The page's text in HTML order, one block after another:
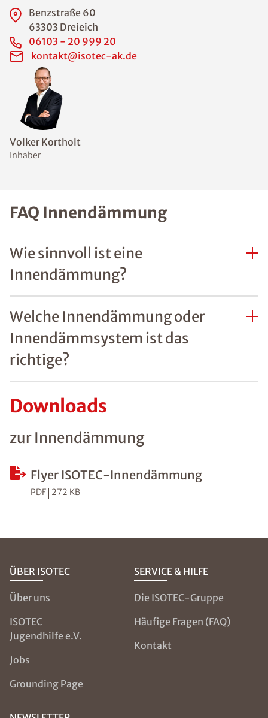
Volker Kortholt
Inhaber
Benzstraße 60
63303 Dreieich
06103 - 20 999 20
kontakt@isotec-ak.de
FAQ Innendämmung
Wie sinnvoll ist eine
Innendämmung?
Welche Innendämmung oder
Innendämmsystem ist das
richtige?
Downloads
zur Innendämmung
Flyer ISOTEC-Innendämmung
PDF 272 KB
ÜBER ISOTEC
Über uns
ISOTEC
Jugendhilfe e.V.
Jobs
Grounding Page
SERVICE & HILFE
Die ISOTEC-Gruppe
Häufige Fragen (FAQ)
Kontakt